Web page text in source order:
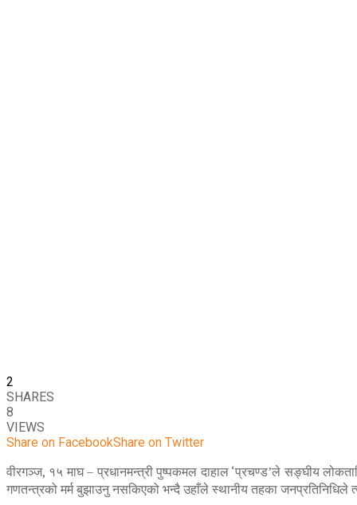
2
SHARES
8
VIEWS
Share on FacebookShare on Twitter
वीरगञ्ज, १५ माघ – प्रधानमन्त्री पुष्पकमल दाहाल ‘प्रचण्ड’ले सङ्घीय
गणतन्त्रको मर्म बुझाउनु नसकिएको भन्दै उहाँले स्थानीय तहका जनप्रतिनिधिले